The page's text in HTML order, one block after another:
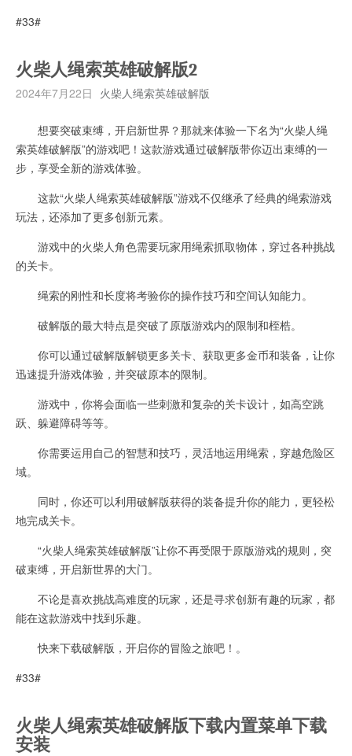
#33#
火柴人绳索英雄破解版2
2024年7月22日 火柴人绳索英雄破解版
想要突破束缚，开启新世界？那就来体验一下名为“火柴人绳
索英雄破解版”的游戏吧！这款游戏通过破解版带你迈出束缚的一
步，享受全新的游戏体验。
这款“火柴人绳索英雄破解版”游戏不仅继承了经典的绳索游戏
玩法，还添加了更多创新元素。
游戏中的火柴人角色需要玩家用绳索抓取物体，穿过各种挑战
的关卡。
绳索的刚性和长度将考验你的操作技巧和空间认知能力。
破解版的最大特点是突破了原版游戏内的限制和桎梏。
你可以通过破解版解锁更多关卡、获取更多金币和装备，让你
迅速提升游戏体验，并突破原本的限制。
游戏中，你将会面临一些刺激和复杂的关卡设计，如高空跳
跃、躲避障碍等等。
你需要运用自己的智慧和技巧，灵活地运用绳索，穿越危险区
域。
同时，你还可以利用破解版获得的装备提升你的能力，更轻松
地完成关卡。
“火柴人绳索英雄破解版”让你不再受限于原版游戏的规则，突
破束缚，开启新世界的大门。
不论是喜欢挑战高难度的玩家，还是寻求创新有趣的玩家，都
能在这款游戏中找到乐趣。
快来下载破解版，开启你的冒险之旅吧！。
#33#
火柴人绳索英雄破解版下载内置菜单下载
安装